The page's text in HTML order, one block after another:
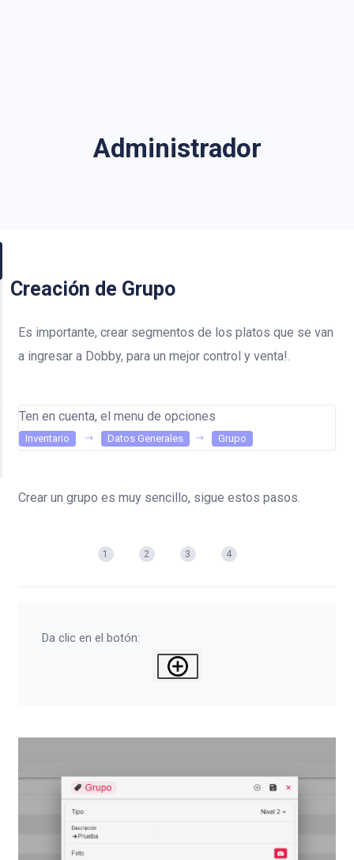
Administrador
Creación de Grupo
Es importante, crear segmentos de los platos que se van
a ingresar a Dobby, para un mejor control y venta!.
Ten en cuenta, el menu de opciones
Inventario Datos Generales Grupo
Crear un grupo es muy sencillo, sigue estos pasos.
1 2 3 4
Da clic en el botón: